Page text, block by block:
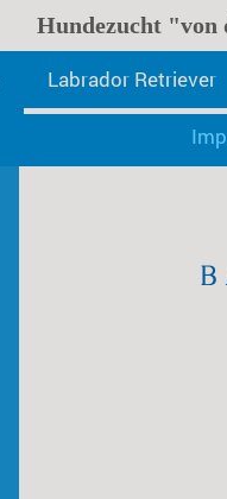
Hundezucht "von
Labrador Retriever
B